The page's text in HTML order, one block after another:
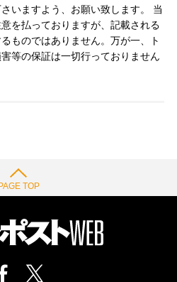
いますよう、お願い致します。 当
を払っておりますが、記載される
ものではありません。万が一、ト
等の保証は一切行っておりません
TOP